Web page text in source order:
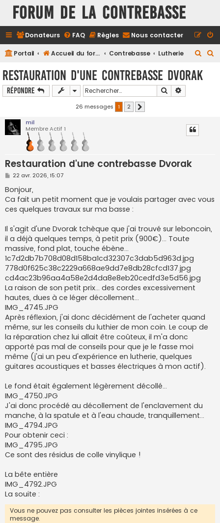
FORUM DE LA CONTREBASSE
Donateurs FAQ Règles Nous contacter
Portail Accueil du forum Contrebasse Lutherie
c
Restauration d'une contrebasse Dvorak
Répondre Rechercher
26 messages 1 2
mil
Membre Actif 1
Restauration d'une contrebasse Dvorak
M
s
s
a
g
e
22 avr. 2026, 15:07
Bonjour,
Ca fait un petit moment que je voulais partager avec vous
ces quelques travaux sur ma basse :
Il s'agit d'une Dvorak tchèque que j'ai trouvé sur leboncoin,
il a déjà quelques temps, à petit prix (900€)... Toute
massive, fond plat, touche ébène...
1c7d2db7b708d08d158ba1cd32307c3dab5d963d.jpg
778d0f625c38c2229a668ae9dd7e8db28cfcd137.jpg
cd4ac23b96aa4a58e2d4da8e8eb20cedfd3e5d56.jpg
La raison de son petit prix... des cordes excessivement
hautes, dues à ce léger décollement...
IMG_4745.JPG
Après réflexion, j'ai donc décidément de l'acheter quand
même, sur les conseils du luthier de mon coin. Le coup de
la réparation chez lui allait être coûteux, il m'a donc
apporté pas mal de conseils pour que je le fasse moi
même (j'ai un peu d'expérience en lutherie, quelques
guitares acoustiques et basses électriques à mon actif).
Le fond était également légèrement décollé...
IMG_4750.JPG
J'ai donc procédé au décollement de l'enclavement du
manche, à la spatule et à l'eau chaude, tranquillement...
IMG_4794.JPG
Pour obtenir ceci :
IMG_4795.JPG
Ce sont des résidus de colle vinylique !
La bête entière
IMG_4792.JPG
La souite :
Vous ne pouvez pas consulter les pièces jointes insérées à ce
message.